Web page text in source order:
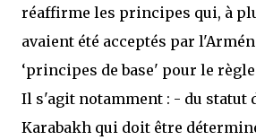
réaffirme les principes qui, à
avaient été acceptés par
‘principes de base' pour le
Il s'agit notamment : - du statut
Karabakh qui doit être